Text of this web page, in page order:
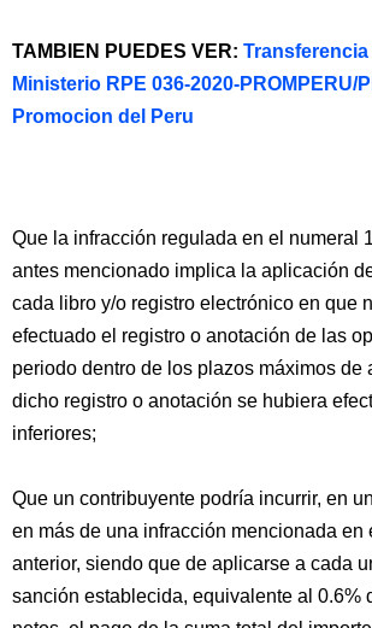
TAMBIEN PUEDES VER:
Ministerio RPE 036-2020-PROMPERU/
Promocion del Peru
Que la infracción regulada en el numeral
antes mencionado implica la aplicación
cada libro y/o registro electrónico en que
efectuado el registro o anotación de las
periodo dentro de los plazos máximos de
dicho registro o anotación se hubiera
inferiores;
Que un contribuyente podría incurrir, en
en más de una infracción mencionada en
anterior, siendo que de aplicarse a cada
sanción establecida, equivalente al 0.6%